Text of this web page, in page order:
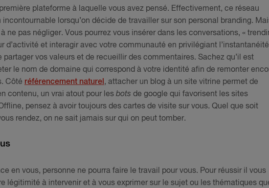
plateforme à laquelle vous avez pensé. Effectivement, ce réseau
lorsqu’on décide de travailler sur son personal branding.
ne pas négliger. Vous pourrez vous insérer dans les conversations, «
d’activité et interagir avec votre communauté en privilégiant
partager vos valeurs et de recueillir des commentaires. Sachez qu’il est
le nom de domaine qui correspond à votre identité afin de remonter
Côté référencement naturel , attacher un blog à un site vitrine permet de
contenu, un vrai atout pour les bots de google qui favorisent les sites
pensez à avoir toujours des cartes de visite sur vous. Quel que soit
rendez, on ne sait jamais sur qui on peut tomber.
en vous, personne ne pourra faire le travail pour vous. Pour réussir il vous
légitimité à intervenir et à vous exprimer sur le sujet ou les thématiques